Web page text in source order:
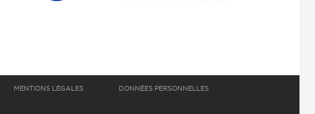
MENTIONS LÉGALES DONNÉES PERSONNELLES